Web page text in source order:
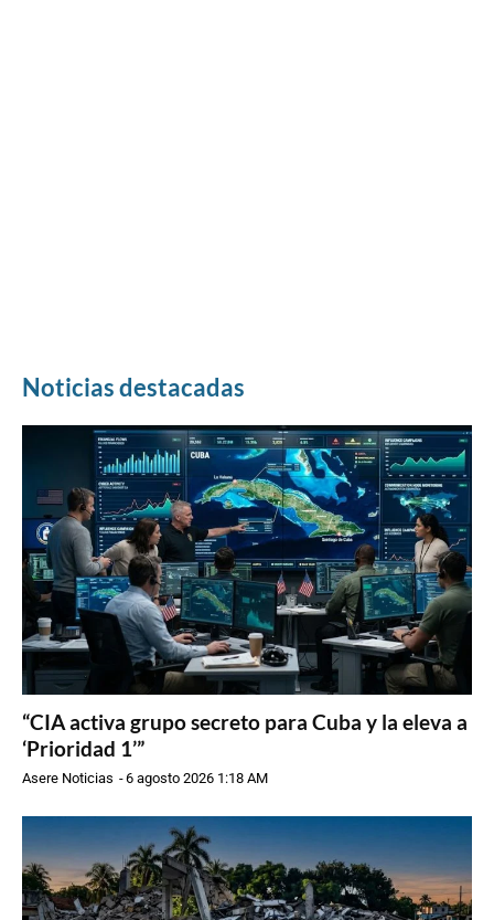
Noticias destacadas
“CIA activa grupo secreto para Cuba y la eleva a
‘Prioridad 1’”
Asere Noticias -6 agosto 2026 1:18 AM